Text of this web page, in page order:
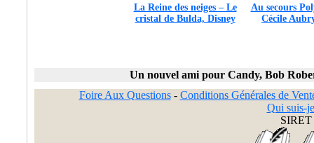
La Reine des neiges – Le
cristal de Bulda, Disney
Au secours
Cécile
Un nouvel ami pour Candy, Bob
Foire Aux Questions- Conditions Générales de
Qui suis-
SIRET